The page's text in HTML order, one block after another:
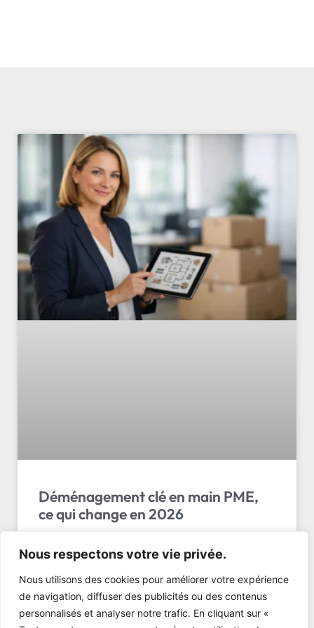
Nous respectons votre vie privée.
Nous utilisons des cookies pour améliorer votre expérience
de navigation, diffuser des publicités ou des contenus
personnalisés et analyser notre trafic. En cliquant sur «
Déménagement clé en main PME,
ce qui change en 2026
Déménagement clé en main pme : découvrez les 5
avantages essentiels pour votre entreprise en 2026.
Gagnez du temps et de l’argent. Demandez votre
devis !